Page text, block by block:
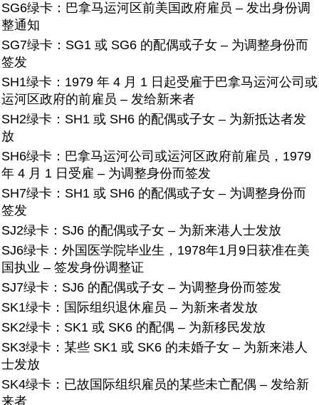
SG6绿卡： 巴拿马运河区前美国政府雇员 – 发出身份调
整通知
SG7绿卡： SG1 或 SG6 的配偶或子女 – 为调整身份而
签发
SH1绿卡： 1979 年 4 月 1 日起受雇于巴拿马运河公司或
运河区政府的前雇员 – 发给新来者
SH2绿卡：SH1 或 SH6 的配偶或子女 – 为新抵达者发
放
SH6绿卡： 巴拿马运河公司或运河区政府前雇员，1979
年 4 月 1 日受雇 – 为调整身份而签发
SH7绿卡： SH1 或 SH6 的配偶或子女 – 为调整身份而
签发
SJ2绿卡： SJ6 的配偶或子女 – 为新来港人士发放
SJ6绿卡： 外国医学院毕业生，1978年1月9日获准在美
国执业 – 签发身份调整证
SJ7绿卡： SJ6 的配偶或子女 – 为调整身份而签发
SK1绿卡： 国际组织退休雇员 – 为新来者发放
SK2绿卡： SK1 或 SK6 的配偶 – 为新移民发放
SK3绿卡：某些 SK1 或 SK6 的未婚子女 – 为新来港人
士发放
SK4绿卡： 已故国际组织雇员的某些未亡配偶 – 发给新
来者